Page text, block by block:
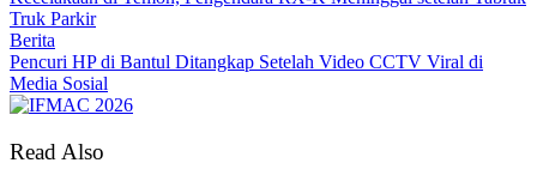
Truk Parkir
Berita
Pencuri HP di Bantul Ditangkap Setelah Video CCTV Viral di
Media Sosial
Read Also